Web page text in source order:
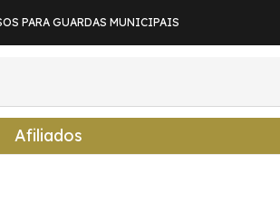
PARA GUARDAS MUNICIPAIS
Afiliados